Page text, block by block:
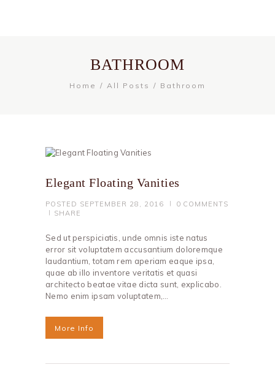
BATHROOM
Home All Posts Bathroom
Elegant Floating Vanities
POSTED SEPTEMBER 28, 2016 0 COMMENTS
SHARE
Sed ut perspiciatis, unde omnis iste natus
error sit voluptatem accusantium doloremque
laudantium, totam rem aperiam eaque ipsa,
quae ab illo inventore veritatis et quasi
architecto beatae vitae dicta sunt, explicabo.
Nemo enim ipsam voluptatem,…
More Info